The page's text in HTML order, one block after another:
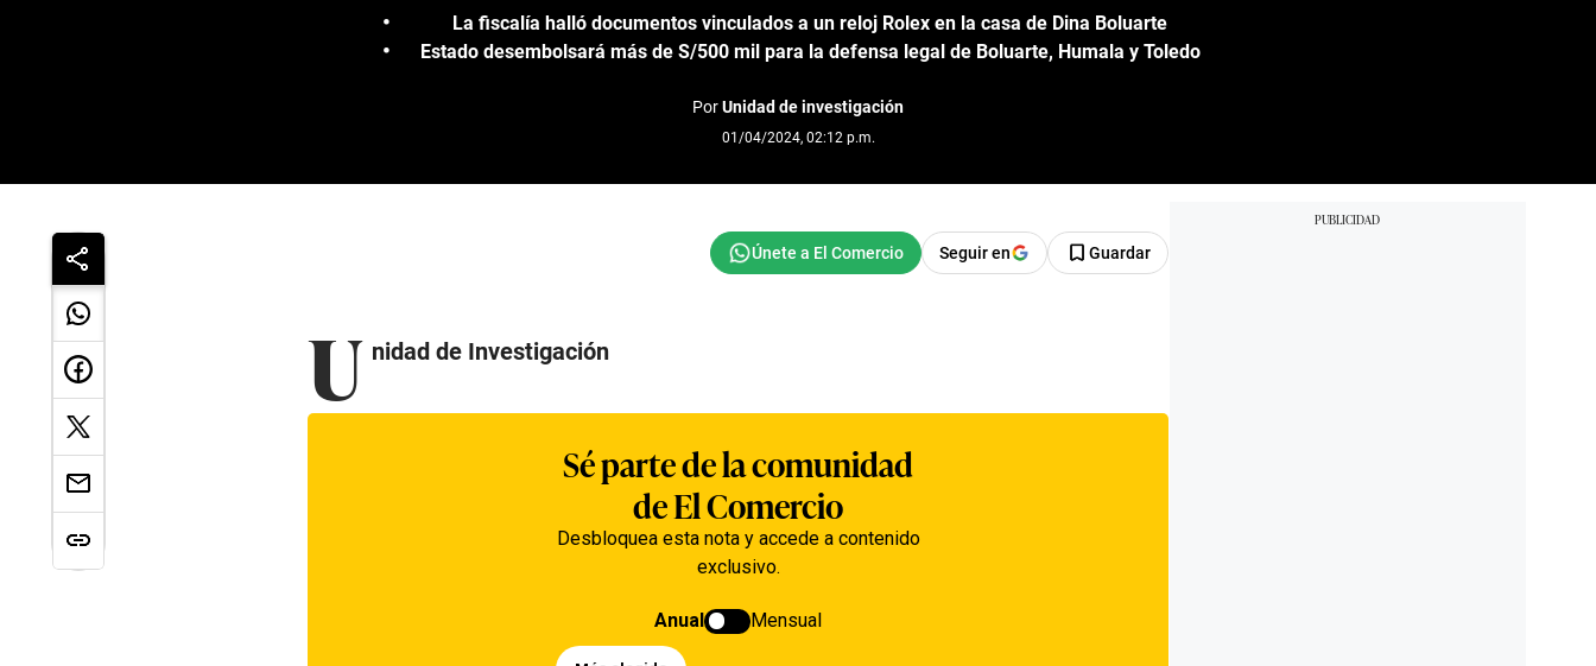
La fiscalía halló documentos vinculados a un reloj Rolex en la casa de Dina Boluarte
Estado desembolsará más de S/500 mil para la defensa legal de Boluarte, Humala y Toledo
PorUnidad de investigación
01/04/2024, 02:12 p.m.
Seguir en Guardar
U nidad de Investigación